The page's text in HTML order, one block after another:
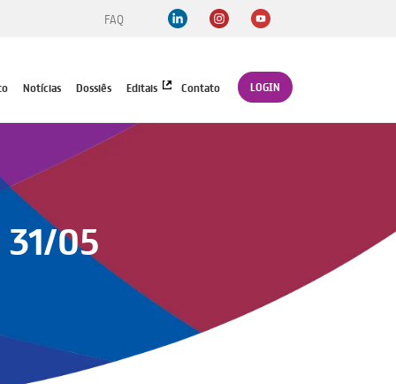
FAQ
Notícias Dossiês Editais Contato LOGIN
31/05